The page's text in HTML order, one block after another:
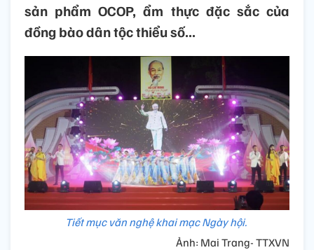
sản phẩm OCOP, ẩm thực đặc sắc của
đồng bào dân tộc thiểu số...
Tiết mục văn nghệ khai mạc Ngày hội.
Ảnh: Mai Trang- TTXVN